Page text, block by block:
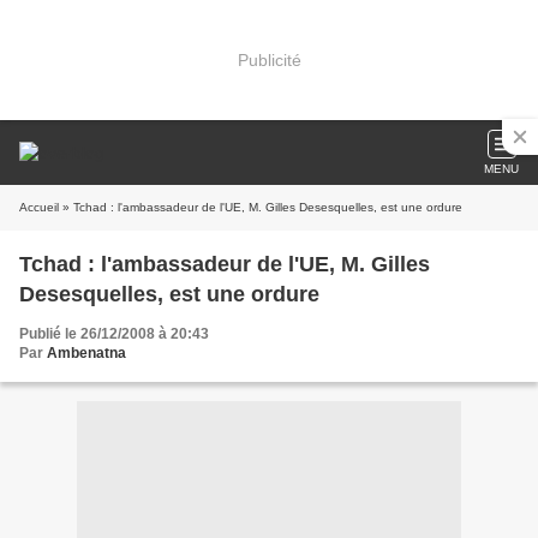
Publicité
MENU
Accueil » Tchad : l'ambassadeur de l'UE, M. Gilles Desesquelles, est une ordure
Tchad : l'ambassadeur de l'UE, M. Gilles
Desesquelles, est une ordure
Publié le 26/12/2008 à 20:43
Par Ambenatna